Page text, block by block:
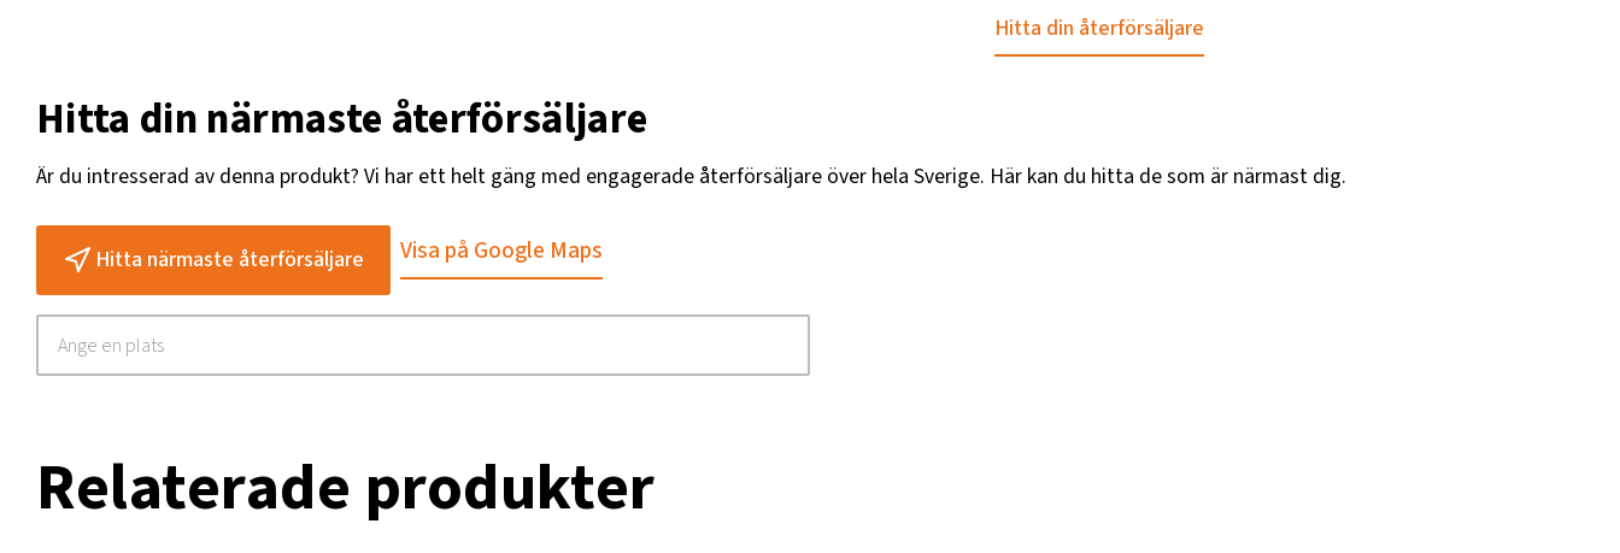
Hitta din återförsäljare
Hitta din närmaste återförsäljare
Är du intresserad av denna produkt? Vi har ett helt gäng med engagerade återförsäljare över hela Sverige. Här kan du hitta de som är närmast dig.
Hitta närmaste återförsäljare Visa på Google Maps
Relaterade produkter